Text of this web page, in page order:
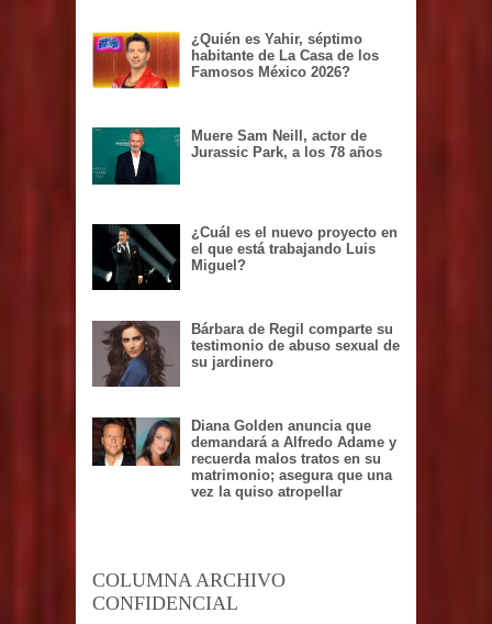
¿Quién es Yahir, séptimo
habitante de La Casa de los
Famosos México 2026?
Muere Sam Neill, actor de
Jurassic Park, a los 78 años
¿Cuál es el nuevo proyecto en
el que está trabajando Luis
Miguel?
Bárbara de Regil comparte su
testimonio de abuso sexual de
su jardinero
Diana Golden anuncia que
demandará a Alfredo Adame y
recuerda malos tratos en su
matrimonio; asegura que una
vez la quiso atropellar
COLUMNA ARCHIVO
CONFIDENCIAL